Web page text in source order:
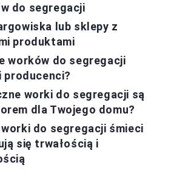
do segregacji
lub sklepy z
produktami
worków do segregacji
worki do segregacji są
dla Twojego domu?
do segregacji śmieci
się trwałością i